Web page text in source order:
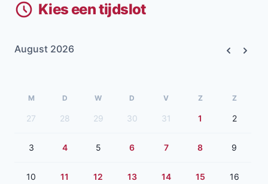
Kies een tijdslot
August 2026
M D W D V Z Z
27 28 29 30 31 1 2
3 4 5 6 7 8 9
10 11 12 13 14 15 16